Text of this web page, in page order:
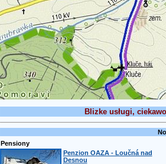
Blizke usługi,
Pensiony
Penzion OAZA - Loučná nad
Desnou